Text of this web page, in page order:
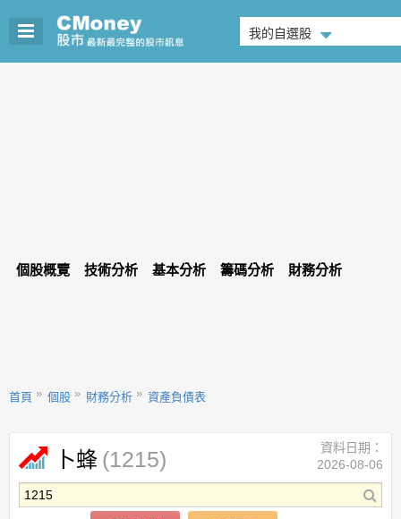
我的自選股
個股概覽 技術分析 基本分析 籌碼分析 財務分析
首頁 個股 財務分析 資產負債表
卜蜂 (1215)
資料日期：
2026-08-06